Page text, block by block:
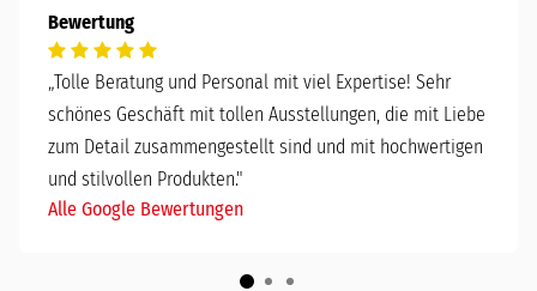
Bewertung
„Tolle Beratung und Personal mit viel Expertise! Sehr
schönes Geschäft mit tollen Ausstellungen, die mit Liebe
zum Detail zusammengestellt sind und mit hochwertigen
und stilvollen Produkten."
Alle Google Bewertungen